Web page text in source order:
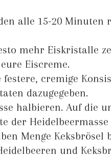
alle 15-20 Minuten
mehr Eiskristalle
Eiscreme.
festere, cremige
dazugegeben.
halbieren. Auf die
der
Menge Keksbrösel
und